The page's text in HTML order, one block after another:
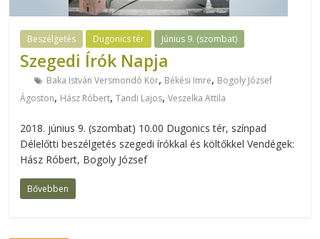
Beszélgetés Dugonics tér Június 9. (szombat)
Szegedi Írók Napja
Baka István Versmondó Kör, Békési Imre, Bogoly József
Ágoston, Hász Róbert,Tandi Lajos,Veszelka Attila
2018. június 9. (szombat) 10.00 Dugonics tér, színpad
Délelőtti beszélgetés szegedi írókkal és költőkkel Vendégek:
Hász Róbert, Bogoly József
Bővebben